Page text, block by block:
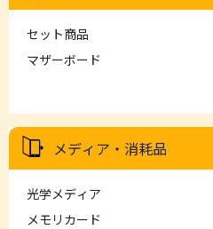
セット商品
マザーボード
メディア・消耗品
光学メディア
メモリカード